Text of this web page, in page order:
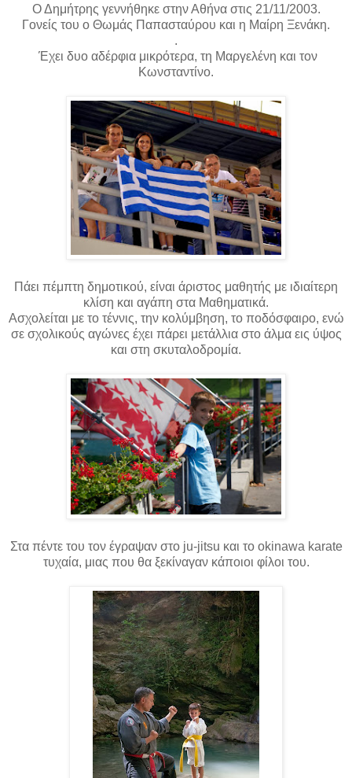
Ο Δημήτρης γεννήθηκε στην Αθήνα στις 21/11/2003.
Γονείς του ο Θωμάς Παπασταύρου και η Μαίρη Ξενάκη.
.
Έχει δυο αδέρφια μικρότερα, τη Μαργελένη και τον
Κωνσταντίνο.
Πάει πέμπτη δημοτικού, είναι άριστος μαθητής με ιδιαίτερη
κλίση και αγάπη στα Μαθηματικά.
Ασχολείται με το τέννις, την κολύμβηση, το ποδόσφαιρο, ενώ
σε σχολικούς αγώνες έχει πάρει μετάλλια στο άλμα εις ύψος
και στη σκυταλοδρομία.
Στα πέντε του τον έγραψαν στο ju-jitsu και το okinawa karate
τυχαία, μιας που θα ξεκίναγαν κάποιοι φίλοι του.